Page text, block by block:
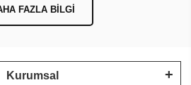
FAZLA BILGI
Kurumsal